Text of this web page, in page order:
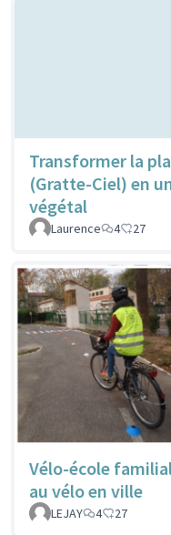
Transformer la
(Gratte-Ciel) en
végétal
Laurence 4 27
Vélo-école
au vélo en ville
LEJAY 4 27